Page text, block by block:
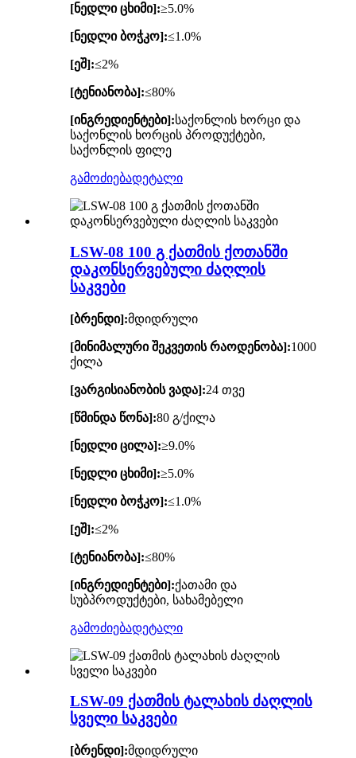
[ნედლი ცხიმი]:≥5.0%
[ნედლი ბოჭკო]:≤1.0%
[ეშ]:≤2%
[ტენიანობა]:≤80%
[ინგრედიენტები]:საქონლის ხორცი და
საქონლის ხორცის პროდუქტები,
საქონლის ფილე
გამოძიებადეტალი
LSW-08 100 გ ქათმის ქოთანში
დაკონსერვებული ძაღლის
საკვები
[ბრენდი]:მდიდრული
[მინიმალური შეკვეთის რაოდენობა]:1000
ქილა
[ვარგისიანობის ვადა]:24 თვე
[წმინდა წონა]:80 გ/ქილა
[ნედლი ცილა]:≥9.0%
[ნედლი ცხიმი]:≥5.0%
[ნედლი ბოჭკო]:≤1.0%
[ეშ]:≤2%
[ტენიანობა]:≤80%
[ინგრედიენტები]:ქათამი და
სუბპროდუქტები, სახამებელი
გამოძიებადეტალი
LSW-09 ქათმის ტალახის ძაღლის
სველი საკვები
[ბრენდი]:მდიდრული